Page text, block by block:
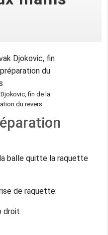
fin de la
du revers
balle quitte la raquette
de raquette:
droit